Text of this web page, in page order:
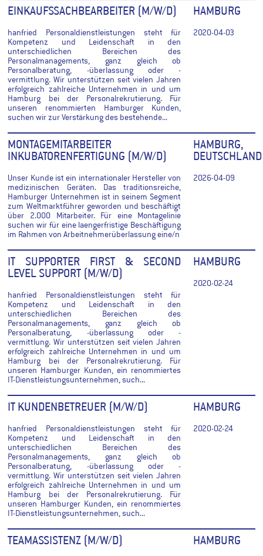
EINKAUFSSACHBEARBEITER (M/W/D)
hanfried Personaldienstleistungen steht für
Kompetenz und Leidenschaft in den
unterschiedlichen Bereichen des
Personalmanagements, ganz gleich ob
Personalberatung, -überlassung oder -
vermittlung. Wir unterstützen seit vielen Jahren
erfolgreich zahlreiche Unternehmen in und um
Hamburg bei der Personalrekrutierung. Für
unseren renommierten Hamburger Kunden,
suchen wir zur Verstärkung des bestehende...
HAMBURG
2020-04-03
MONTAGEMITARBEITER
INKUBATORENFERTIGUNG (M/W/D)
Unser Kunde ist ein internationaler Hersteller von
medizinischen Geräten. Das traditionsreiche,
Hamburger Unternehmen ist in seinem Segment
zum Weltmarktführer geworden und beschäftigt
über 2.000 Mitarbeiter. Für eine Montagelinie
suchen wir für eine laengerfristige Beschäftigung
im Rahmen von Arbeitnehmerüberlassung eine/n
HAMBURG,
DEUTSCHLAND
2026-04-09
IT SUPPORTER FIRST & SECOND
LEVEL SUPPORT (M/W/D)
hanfried Personaldienstleistungen steht für
Kompetenz und Leidenschaft in den
unterschiedlichen Bereichen des
Personalmanagements, ganz gleich ob
Personalberatung, -überlassung oder -
vermittlung. Wir unterstützen seit vielen Jahren
erfolgreich zahlreiche Unternehmen in und um
Hamburg bei der Personalrekrutierung. Für
unseren Hamburger Kunden, ein renommiertes
IT-Dienstleistungsunternehmen, such...
HAMBURG
2020-02-24
IT KUNDENBETREUER (M/W/D)
hanfried Personaldienstleistungen steht für
Kompetenz und Leidenschaft in den
unterschiedlichen Bereichen des
Personalmanagements, ganz gleich ob
Personalberatung, -überlassung oder -
vermittlung. Wir unterstützen seit vielen Jahren
erfolgreich zahlreiche Unternehmen in und um
Hamburg bei der Personalrekrutierung. Für
unseren Hamburger Kunden, ein renommiertes
IT-Dienstleistungsunternehmen, such...
HAMBURG
2020-02-24
TEAMASSISTENZ (M/W/D) HAMBURG